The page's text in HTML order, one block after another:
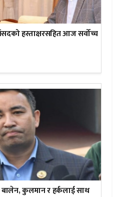
हस्ताक्षरसहित आज सर्वोच्च
कुलमान र हर्कलाई साथ